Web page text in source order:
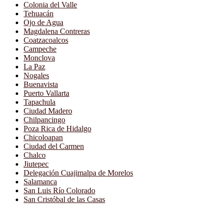
Colonia del Valle
Tehuacán
Ojo de Agua
Magdalena Contreras
Coatzacoalcos
Campeche
Monclova
La Paz
Nogales
Buenavista
Puerto Vallarta
Tapachula
Ciudad Madero
Chilpancingo
Poza Rica de Hidalgo
Chicoloapan
Ciudad del Carmen
Chalco
Jiutepec
Delegación Cuajimalpa de Morelos
Salamanca
San Luis Río Colorado
San Cristóbal de las Casas